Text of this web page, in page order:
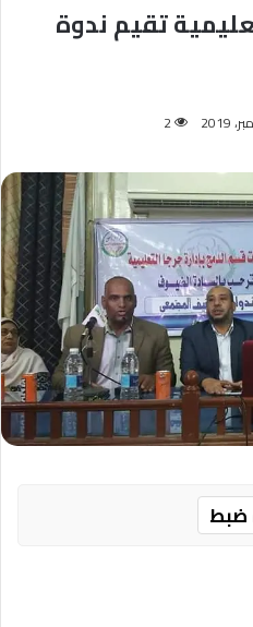
تقيم ندوة
2
ضبط